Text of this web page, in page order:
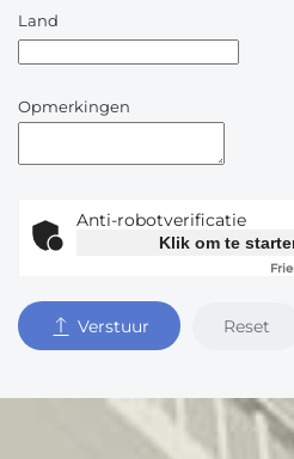
Land
Opmerkingen
Anti-robotverificatie
Klik om te
Verstuur Reset